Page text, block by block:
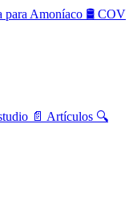
para Amoníaco 🛢️ COV
📄 Artículos 🔍